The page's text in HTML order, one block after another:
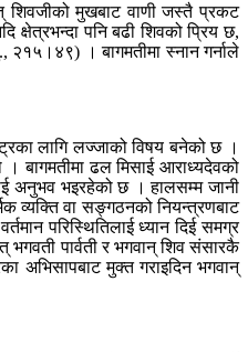
शिवजीको मुखबाट वाणी जस्तै प्रकट
पनि बढी शिवको प्रिय छ,
२१५।४९) । बागमतीमा स्नान गर्नाले
लागि लज्जाको विषय बनेको छ ।
बागमतीमा ढल मिसाई आराध्यदेवको
अनुभव भइरहेको छ । हालसम्म जानी
व्यक्ति वा सङ्गठनको नियन्त्रणबाट
परिस्थितिलाई ध्यान दिई समग्र
भगवती पार्वती र भगवान् शिव संसारकै
अभिसापबाट मुक्त गराइदिन भगवान्